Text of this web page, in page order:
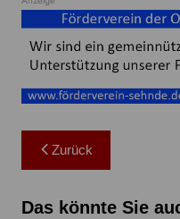
Zurück
Das könnte Sie